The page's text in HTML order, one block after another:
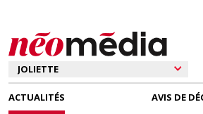
ACTUALITÉS AVIS DE